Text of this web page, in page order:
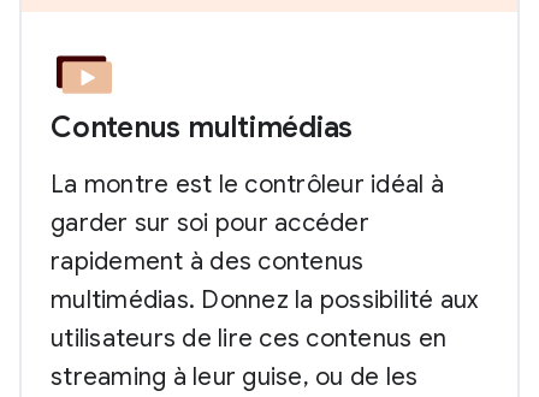
Contenus multimédias
La montre est le contrôleur idéal à
garder sur soi pour accéder
rapidement à des contenus
multimédias. Donnez la possibilité aux
utilisateurs de lire ces contenus en
streaming à leur guise, ou de les